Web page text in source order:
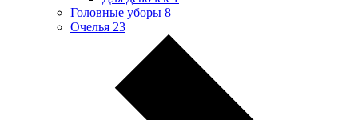
Головные уборы 8
Очелья 23